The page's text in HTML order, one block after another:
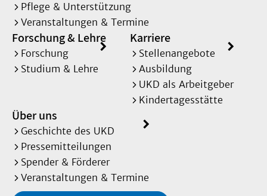
Pflege & Unterstützung
Veranstaltungen & Termine
Forschung & Lehre
Forschung
Studium & Lehre
Karriere
Stellenangebote
Ausbildung
UKD als Arbeitgeber
Kindertagesstätte
Über uns
Geschichte des UKD
Pressemitteilungen
Spender & Förderer
Veranstaltungen & Termine